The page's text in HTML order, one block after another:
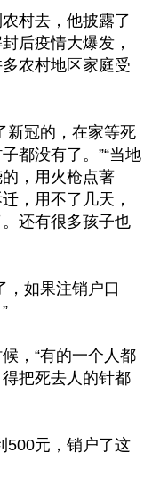
村去，他披露了
后疫情大爆发，
农村地区家庭受
新冠的，在家等死
都没有了。”“当地
，用火枪点著
，用不了几天，
还有很多孩子也
，如果注销户口
，“有的一个人都
把死去人的针都
500元，销户了这